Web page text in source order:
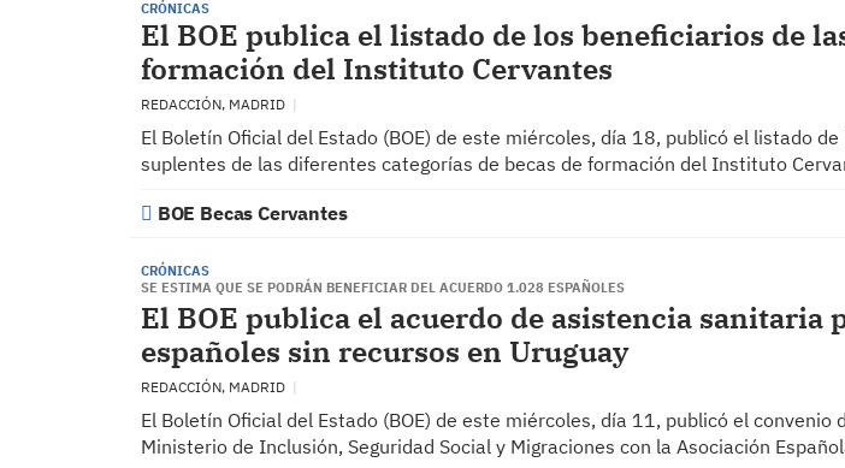
CRÓNICAS
El BOE publica el listado de los beneficiarios de
formación del Instituto Cervantes
REDACCIÓN, MADRID
El Boletín Oficial del Estado (BOE) de este miércoles, día 18, publicó el listado
suplentes de las diferentes categorías de becas de formación del Instituto
BOE Becas Cervantes
CRÓNICAS
SE ESTIMA QUE SE PODRÁN BENEFICIAR DEL ACUERDO 1.028 ESPAÑOLES
El BOE publica el acuerdo de asistencia sanitaria
españoles sin recursos en Uruguay
REDACCIÓN, MADRID
El Boletín Oficial del Estado (BOE) de este miércoles, día 11, publicó el convenio
Ministerio de Inclusión, Seguridad Social y Migraciones con la Asociación